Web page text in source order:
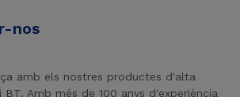
nos
amb els nostres productes d'alta
Amb més de 100 anys d'experiència